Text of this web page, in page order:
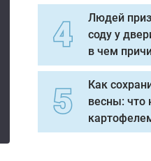
Людей
соду у
в чем
Как
весны: что